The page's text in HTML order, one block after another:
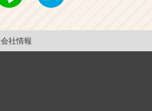
会社情報